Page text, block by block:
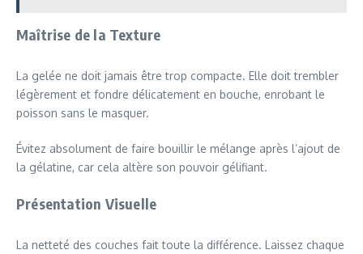
Maîtrise de la Texture
La gelée ne doit jamais être trop compacte. Elle doit trembler
légèrement et fondre délicatement en bouche, enrobant le
poisson sans le masquer.
Évitez absolument de faire bouillir le mélange après l’ajout de
la gélatine, car cela altère son pouvoir gélifiant.
Présentation Visuelle
La netteté des couches fait toute la différence. Laissez chaque